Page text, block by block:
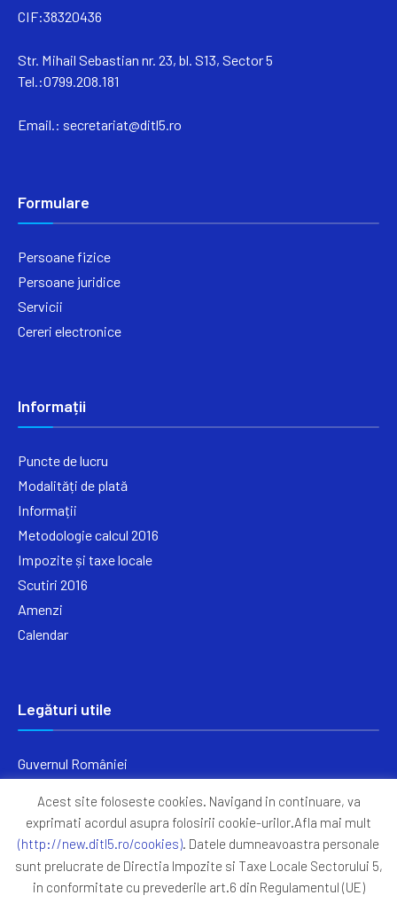
CIF:38320436
Str. Mihail Sebastian nr. 23, bl. S13, Sector 5
Tel.:0799.208.181
Email.: secretariat@ditl5.ro
Formulare
Persoane fizice
Persoane juridice
Servicii
Cereri electronice
Informații
Puncte de lucru
Modalități de plată
Informații
Metodologie calcul 2016
Impozite și taxe locale
Scutiri 2016
Amenzi
Calendar
Legături utile
Guvernul României
Primăria Sectorul 5
ANAF
Protocoale
Acest site foloseste cookies. Navigand in continuare, va
exprimati acordul asupra folosirii cookie-urilor.Afla mai mult
(http://new.ditl5.ro/cookies). Datele dumneavoastra personale
sunt prelucrate de Directia Impozite si Taxe Locale Sectorului 5,
in conformitate cu prevederile art.6 din Regulamentul (UE)